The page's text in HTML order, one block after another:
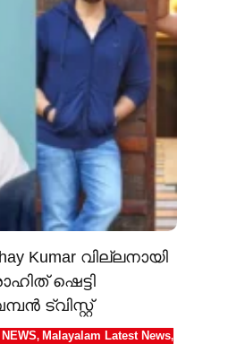
Kumar വില്ലനായി
ഷെട്ടി
ട്വിസ്റ്റ്
, Malayalam Latest News,